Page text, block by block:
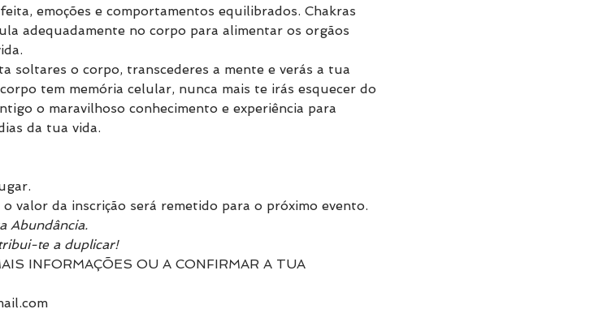
emoções e comportamentos equilibrados. Chakras
adequadamente no corpo para alimentar os orgãos
soltares o corpo, transcederes a mente e verás a tua
tem memória celular, nunca mais te irás esquecer do
o maravilhoso conhecimento e experiência para
da tua vida.
valor da inscrição será remetido para o próximo evento.
Abundância.
te a duplicar!
INFORMAÇÕES OU A CONFIRMAR A TUA